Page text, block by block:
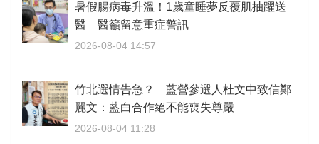
暑假腸病毒升溫！1歲童睡夢反覆肌抽躍送
醫 醫籲留意重症警訊
2026-08-04 14:57
竹北選情告急？ 藍營參選人杜文中致信鄭
麗文：藍白合作絕不能喪失尊嚴
2026-08-04 11:28